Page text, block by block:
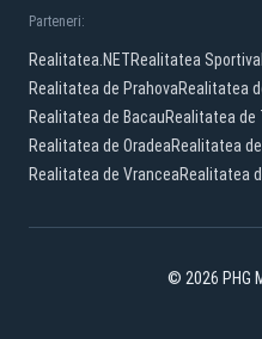
Parteneri:
Realitatea.NETRealitatea Sportiva
Realitatea de PrahovaRealitatea
Realitatea de BacauRealitatea de
Realitatea de OradeaRealitatea
Realitatea de VranceaRealitatea
© 2026 PHG